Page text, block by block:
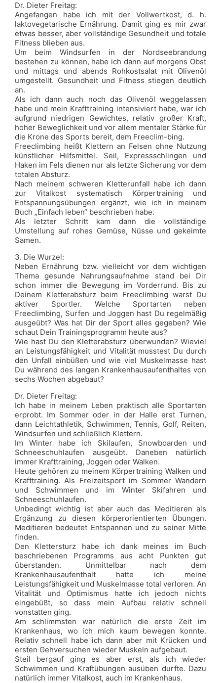
Dr. Dieter Freitag:
Angefangen habe ich mit der Vollwertkost, d. h.
laktovegetarische Ernährung. Damit ging es mir zwar
etwas besser, aber vollständige Gesundheit und totale
Fitness blieben aus.
Um beim Windsurfen in der Nordseebrandung
bestehen zu können, habe ich dann auf morgens Obst
und mittags und abends Rohkostsalat mit Olivenöl
umgestellt. Gesundheit und Fitness stiegen deutlich
an.
Als ich dann auch noch das Olivenöl weggelassen
habe und mein Krafttraining intensiviert habe, war ich
aufgrund niedrigen Gewichtes, relativ großer Kraft,
hoher Beweglichkeit und vor allem mentaler Stärke für
die Krone des Sports bereit, dem Freeclim-bing.
Freeclimbing heißt Klettern an Felsen ohne Nutzung
künstlicher Hilfsmittel. Seil, Expressschlingen und
Haken im Fels dienen nur als letzte Sicherung vor dem
totalen Absturz.
Nach meinem schweren Kletterunfall habe ich dann
zur Vitalkost systematisch Körpertraining und
Entspannungsübungen ergänzt, wie ich in meinem
Buch „Einfach leben“ beschrieben habe.
Als letzter Schritt kam dann die vollständige
Umstellung auf rohes Gemüse, Nüsse und gekeimte
Samen.
3. Die Wurzel:
Neben Ernährung bzw. vielleicht vor dem wichtigen
Thema gesunde Nahrungsaufnahme stand bei Dir
schon immer die Bewegung im Vorderrund. Bis zu
Deinem Kletterabsturz beim Freeclimbing warst Du
aktiver Sportler. Welche Sportarten neben
Freeclimbing, Surfen und Joggen hast Du regelmäßig
ausgeübt? Was hat Dir der Sport alles gegeben? Wie
schaut Dein Trainingsprogramm heute aus?
Wie hast Du den Kletterabsturz überwunden? Wieviel
an Leistungsfähigkeit und Vitalität musstest Du durch
den Unfall einbüßen und wie viel Muskelmasse hast
Du während des langen Krankenhausaufenthaltes von
sechs Wochen abgebaut?
Dr. Dieter Freitag:
Ich habe in meinem Leben praktisch alle Sportarten
erprobt. Im Sommer oder in der Halle erst Turnen,
dann Leichtathletik, Schwimmen, Tennis, Golf, Reiten,
Windsurfen und schließlich Klettern.
Im Winter habe ich Skilaufen, Snowboarden und
Schneeschuhlaufen ausgeübt. Daneben natürlich
immer Krafttraining, Joggen oder Walken.
Heute gehören zu meinem Körpertraining Walken und
Krafttraining. Als Freizeitsport im Sommer Wandern
und Schwimmen und im Winter Skifahren und
Schneeschuhlaufen.
Unbedingt wichtig ist aber auch das Meditieren als
Ergänzung zu diesen körperorientierten Übungen.
Meditieren bedeutet Entspannen und zu seiner Mitte
finden.
Den Klettersturz habe ich dank meines im Buch
beschriebenen Programms aus acht Punkten gut
überstanden. Unmittelbar nach dem
Krankenhausaufenthalt hatte ich meine
Leistungsfähigkeit und Muskelmasse total verloren. An
Vitalität und Optimismus hatte ich jedoch nichts
eingebüßt, so dass mein Aufbau relativ schnell
vonstatten ging.
Am schlimmsten war natürlich die erste Zeit im
Krankenhaus, wo ich mich kaum bewegen konnte.
Relativ schnell habe ich dann aber mit Krücken und
ersten Gehversuchen wieder Muskeln aufgebaut.
Steil bergauf ging es aber erst, als ich wieder
Schwimmen und Kraftübungen ausüben durfte. Dazu
natürlich immer Vitalkost, auch im Krankenhaus.